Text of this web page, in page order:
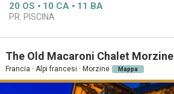
20 OS 10 CA 11 BA
PR. PISCINA
The Old Macaroni Chalet Morzine
Francia · Alpi francesi · Morzine Mappa